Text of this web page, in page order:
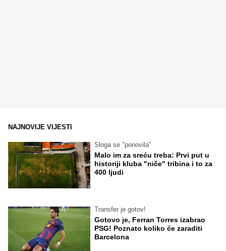
NAJNOVIJE VIJESTI
Sloga se "ponovila"
Malo im za sreću treba: Prvi put u
historiji kluba "niče" tribina i to za
400 ljudi
Transfer je gotov!
Gotovo je, Ferran Torres izabrao
PSG! Poznato koliko će zaraditi
Barcelona